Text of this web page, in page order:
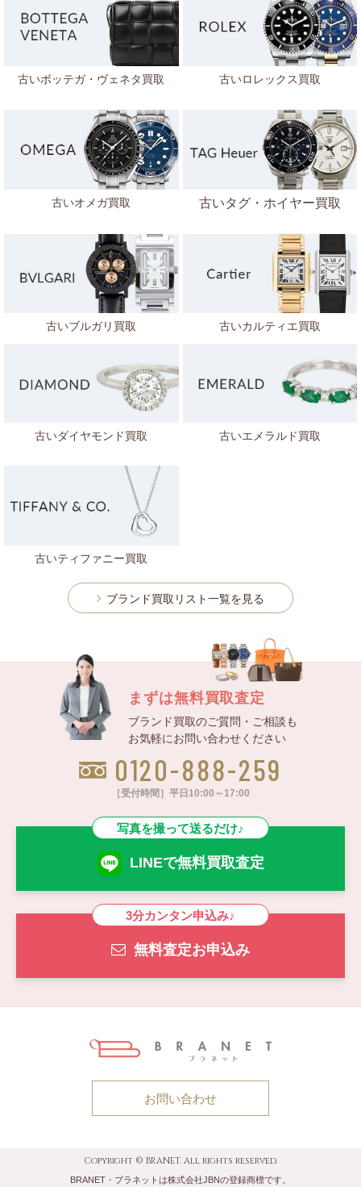
古いボッテガ・ヴェネタ買取 古いロレックス買取
古いオメガ買取 古いタグ・ホイヤー買取
古いブルガリ買取 古いカルティエ買取
古いダイヤモンド買取 古いエメラルド買取
古いティファニー買取
ブランド買取リスト一覧を見る
まずは無料買取査定
ブランド買取のご質問・ご相談も
お気軽にお問い合わせください
0120-888-259
［受付時間］平日10:00～17:00
LINEで無料買取査定
写真を撮って送るだけ♪
無料査定お申込み
3分カンタン申込み♪
お問い合わせ
Copyright © BRANET. All rights reserved.
BRANET・ブラネットは株式会社JBNの登録商標です。